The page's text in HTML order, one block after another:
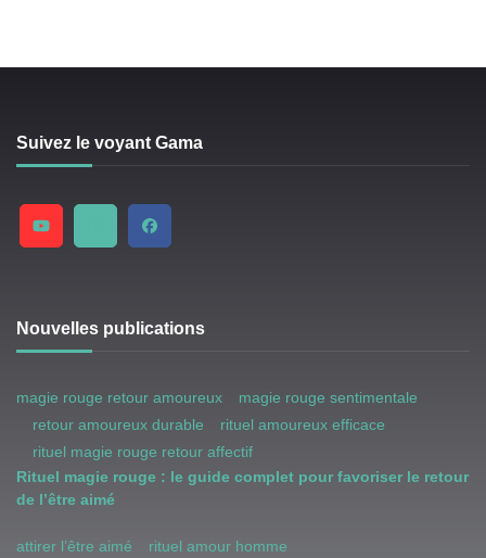
Suivez le voyant Gama
Nouvelles publications
magie rouge retour amoureux
magie rouge sentimentale
retour amoureux durable
rituel amoureux efficace
rituel magie rouge retour affectif
Rituel magie rouge : le guide complet pour favoriser le retour
de l’être aimé
attirer l’être aimé
rituel amour homme